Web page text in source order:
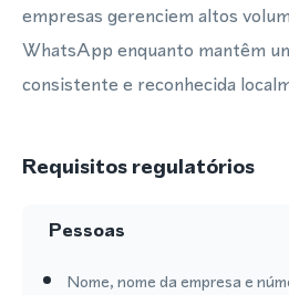
empresas gerenciem altos
WhatsApp enquanto mantêm
consistente e reconhecida
Requisitos regulatórios
Pessoas
Nome, nome da empresa e